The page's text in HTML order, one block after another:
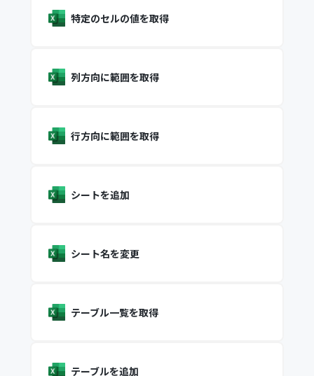
特定のセルの値を取得
列方向に範囲を取得
行方向に範囲を取得
シートを追加
シート名を変更
テーブル一覧を取得
テーブルを追加